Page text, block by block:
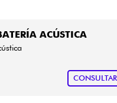
ACÚSTICA
CONSULTAR